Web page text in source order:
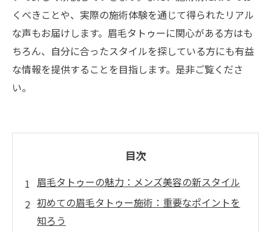
くべきことや、実際の施術体験を通じて得られたリアル
な声もお届けします。眉毛タトゥーに関心がある方はも
ちろん、自分に合ったスタイルを探している方にも有益
な情報を提供することを目指します。是非ご覧くださ
い。
目次
眉毛タトゥーの魅力：メンズ美容の新スタイル
初めての眉毛タトゥー施術：重要なポイントを
知ろう